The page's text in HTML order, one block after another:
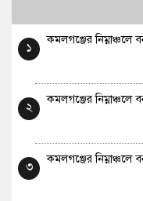
১
কমলগঞ্জের নিম্নাঞ্চলে
২
কমলগঞ্জের নিম্নাঞ্চলে
৩
কমলগঞ্জের নিম্নাঞ্চলে